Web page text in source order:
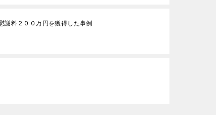
謝料２００万円を獲得した事例